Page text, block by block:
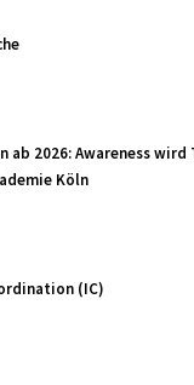
ab 2026: Awareness wird
Köln
(IC)